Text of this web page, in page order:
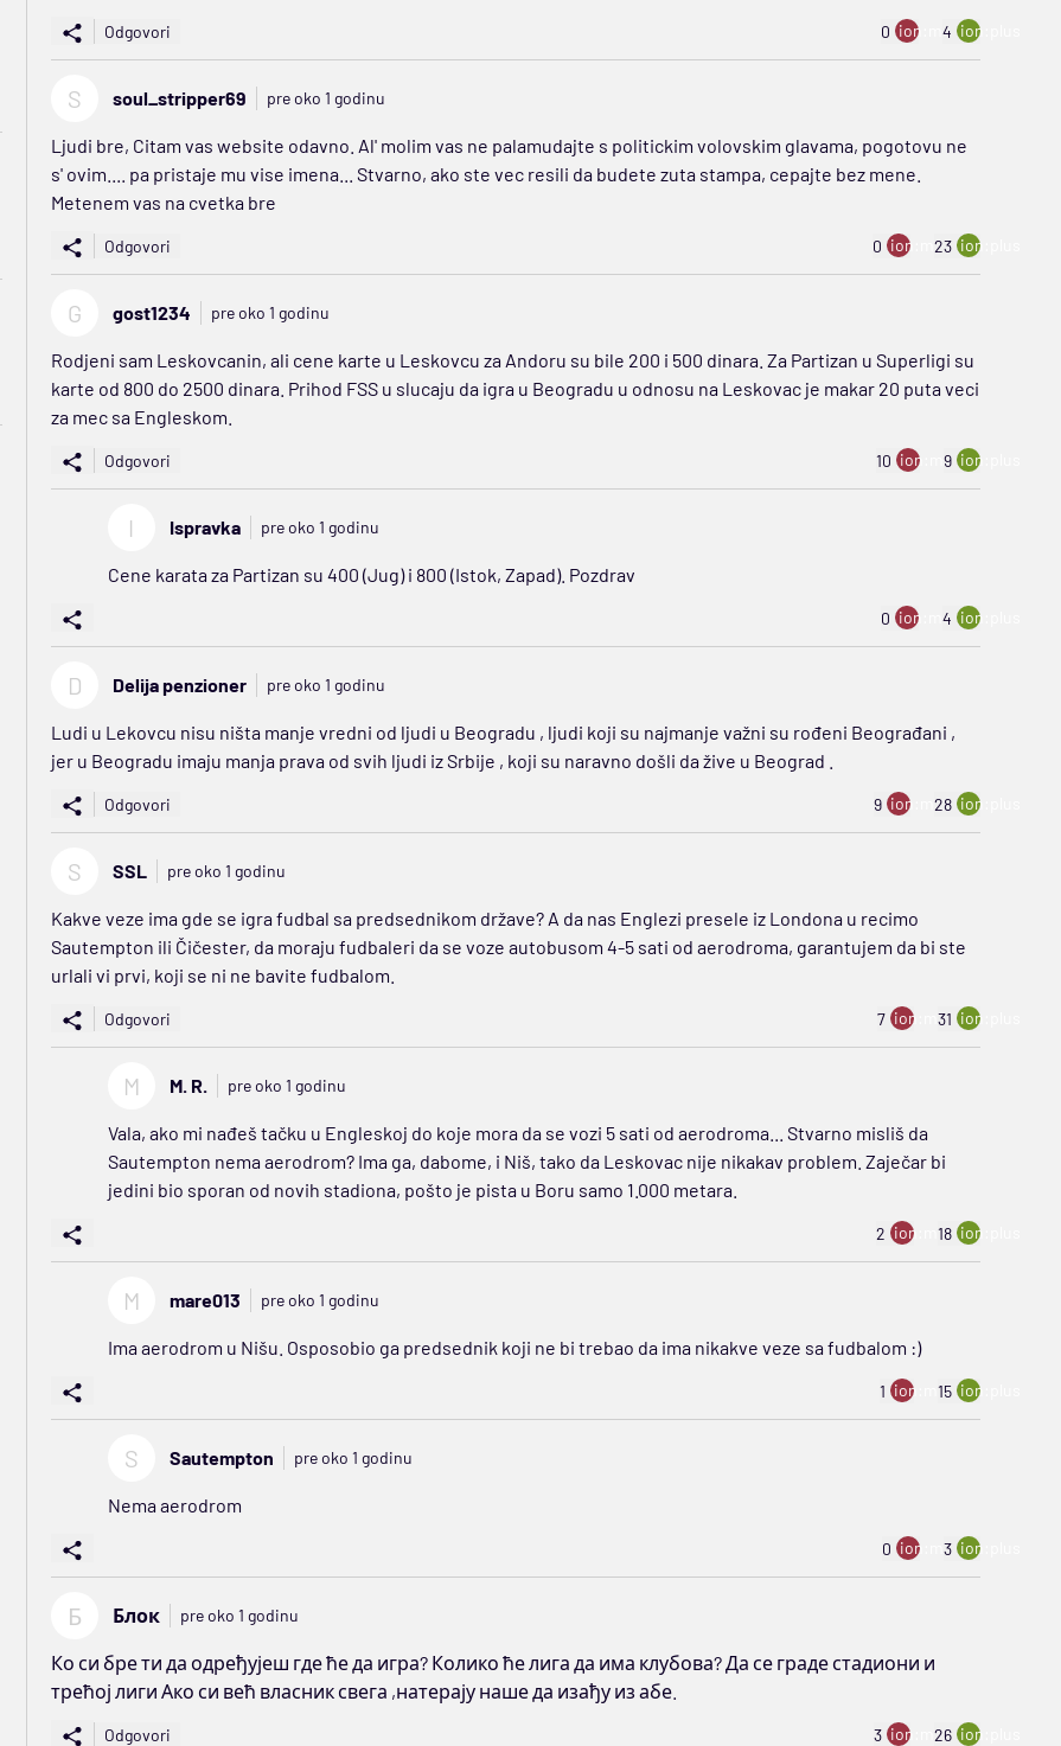
Odgovori 0 ion:minus
4 ion:plus
S soul_stripper69 pre oko 1 godinu
Ljudi bre, Citam vas website odavno. Al' molim vas ne palamudajte s politickim volovskim glavama, pogotovu ne
s' ovim.... pa pristaje mu vise imena... Stvarno, ako ste vec resili da budete zuta stampa, cepajte bez mene.
Metenem vas na cvetka bre
Odgovori 0 ion:minus
23 ion:plus
G gost1234 pre oko 1 godinu
Rodjeni sam Leskovcanin, ali cene karte u Leskovcu za Andoru su bile 200 i 500 dinara. Za Partizan u Superligi su
karte od 800 do 2500 dinara. Prihod FSS u slucaju da igra u Beogradu u odnosu na Leskovac je makar 20 puta veci
za mec sa Engleskom.
Odgovori 10 ion:minus
9 ion:plus
I Ispravka pre oko 1 godinu
Cene karata za Partizan su 400 (Jug) i 800 (Istok, Zapad). Pozdrav
0 ion:minus
4 ion:plus
D Delija penzioner pre oko 1 godinu
Ludi u Lekovcu nisu ništa manje vredni od ljudi u Beogradu , ljudi koji su najmanje važni su rođeni Beograđani ,
jer u Beogradu imaju manja prava od svih ljudi iz Srbije , koji su naravno došli da žive u Beograd .
Odgovori 9 ion:minus
28 ion:plus
S SSL pre oko 1 godinu
Kakve veze ima gde se igra fudbal sa predsednikom države? A da nas Englezi presele iz Londona u recimo
Sautempton ili Čičester, da moraju fudbaleri da se voze autobusom 4-5 sati od aerodroma, garantujem da bi ste
urlali vi prvi, koji se ni ne bavite fudbalom.
Odgovori 7 ion:minus
31 ion:plus
M M. R. pre oko 1 godinu
Vala, ako mi nađeš tačku u Engleskoj do koje mora da se vozi 5 sati od aerodroma... Stvarno misliš da
Sautempton nema aerodrom? Ima ga, dabome, i Niš, tako da Leskovac nije nikakav problem. Zaječar bi
jedini bio sporan od novih stadiona, pošto je pista u Boru samo 1.000 metara.
2 ion:minus
18 ion:plus
M mare013 pre oko 1 godinu
Ima aerodrom u Nišu. Osposobio ga predsednik koji ne bi trebao da ima nikakve veze sa fudbalom :)
1 ion:minus
15 ion:plus
S Sautempton pre oko 1 godinu
Nema aerodrom
0 ion:minus
3 ion:plus
Б Блок pre oko 1 godinu
Ко си бре ти да одређујеш где ће да игра? Колико ће лига да има клубова? Да се граде стадиони и
трећој лиги Ако си већ власник свега ,натерају наше да изађу из абе.
Odgovori 3 ion:minus
26 ion:plus